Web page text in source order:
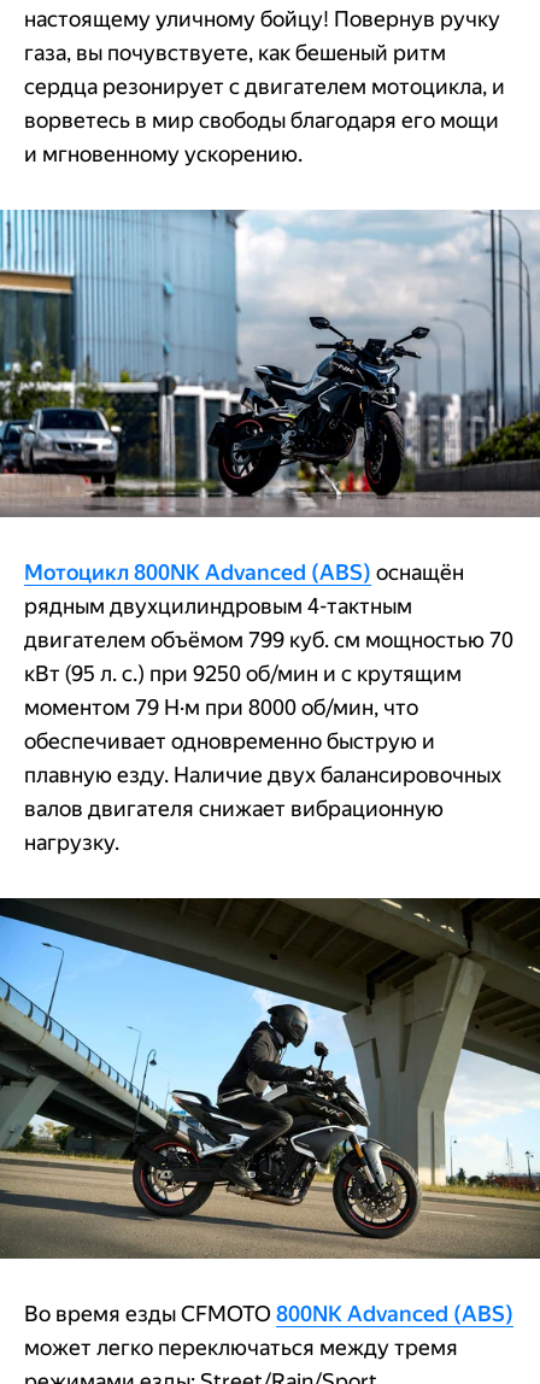
настоящему уличному бойцу! Повернув ручку
газа, вы почувствуете, как бешеный ритм
сердца резонирует с двигателем мотоцикла, и
ворветесь в мир свободы благодаря его мощи
и мгновенному ускорению.
Мотоцикл 800NK Advanced (ABS) оснащён
рядным двухцилиндровым 4-тактным
двигателем объёмом 799 куб. см мощностью 70
кВт (95 л. с.) при 9250 об/мин и с крутящим
моментом 79 Н·м при 8000 об/мин, что
обеспечивает одновременно быструю и
плавную езду. Наличие двух балансировочных
валов двигателя снижает вибрационную
нагрузку.
Во время езды CFMOTO 800NK Advanced (ABS)
может легко переключаться между тремя